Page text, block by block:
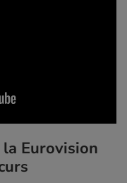
Eurovision